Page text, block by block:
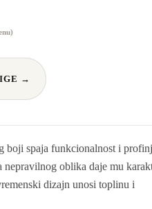
→
boji spaja funkcionalnost i
nepravilnog oblika daje mu
dizajn unosi toplinu i